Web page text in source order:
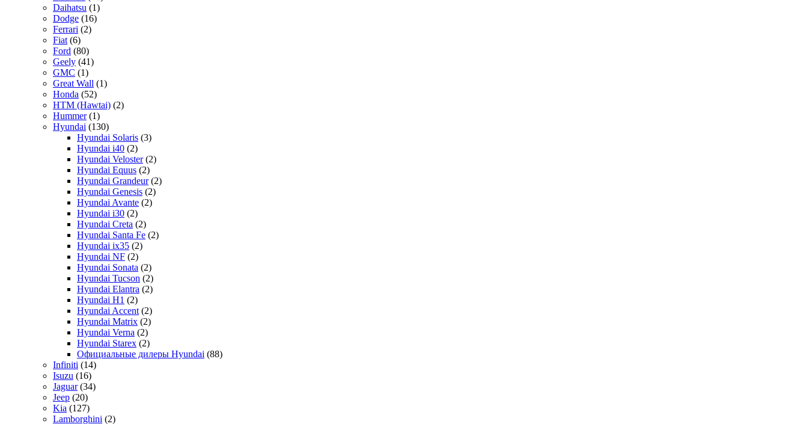
Daihatsu (1)
Dodge (16)
Ferrari (2)
Fiat (6)
Ford (80)
Geely (41)
GMC (1)
Great Wall (1)
Honda (52)
HTM (Hawtai) (2)
Hummer (1)
Hyundai (130)
Hyundai Solaris (3)
Hyundai i40 (2)
Hyundai Veloster (2)
Hyundai Equus (2)
Hyundai Grandeur (2)
Hyundai Genesis (2)
Hyundai Avante (2)
Hyundai i30 (2)
Hyundai Creta (2)
Hyundai Santa Fe (2)
Hyundai ix35 (2)
Hyundai NF (2)
Hyundai Sonata (2)
Hyundai Tucson (2)
Hyundai Elantra (2)
Hyundai H1 (2)
Hyundai Accent (2)
Hyundai Matrix (2)
Hyundai Verna (2)
Hyundai Starex (2)
Официальные дилеры Hyundai (88)
Infiniti (14)
Isuzu (16)
Jaguar (34)
Jeep (20)
Kia (127)
Lamborghini (2)